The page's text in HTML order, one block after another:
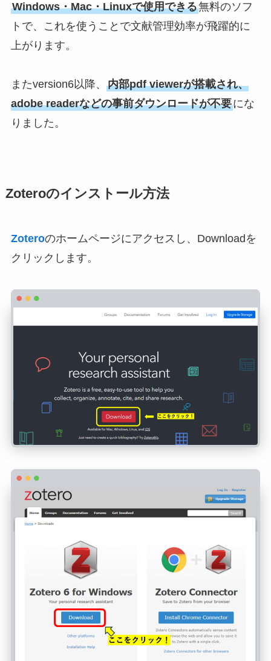
Windows・Mac・Linuxで使用できる無料のソフ
トで、これを使うことで文献管理効率が飛躍的に
上がります。
またversion6以降、 内部pdf viewerが搭載され、
adobe readerなどの事前ダウンロードが不要にな
りました。
Zoteroのインストール方法
Zoteroのホームページにアクセスし、Downloadを
クリックします。